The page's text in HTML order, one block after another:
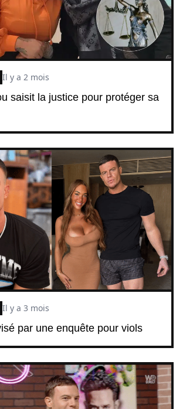
saisit la justice pour protéger sa
Il y a 2 mois
par une enquête pour viols
Il y a 3 mois